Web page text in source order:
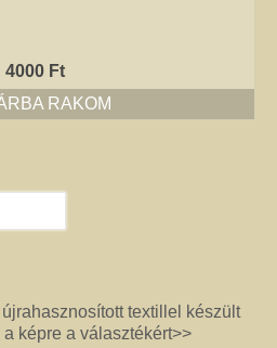
4000 Ft
RAKOM
textillel készült
képre a választékért>>